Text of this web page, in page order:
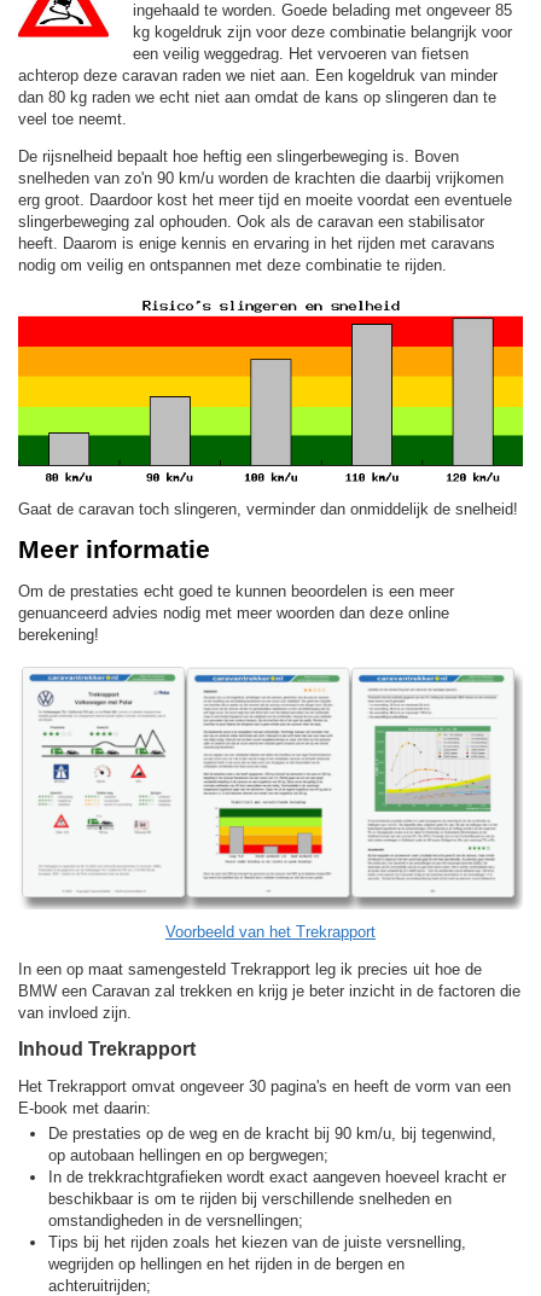
ingehaald te worden. Goede belading met ongeveer 85
kg kogeldruk zijn voor deze combinatie belangrijk voor
een veilig weggedrag. Het vervoeren van fietsen
achterop deze caravan raden we niet aan. Een kogeldruk van minder
dan 80 kg raden we echt niet aan omdat de kans op slingeren dan te
veel toe neemt.
De rijsnelheid bepaalt hoe heftig een slingerbeweging is. Boven
snelheden van zo'n 90 km/u worden de krachten die daarbij vrijkomen
erg groot. Daardoor kost het meer tijd en moeite voordat een eventuele
slingerbeweging zal ophouden. Ook als de caravan een stabilisator
heeft. Daarom is enige kennis en ervaring in het rijden met caravans
nodig om veilig en ontspannen met deze combinatie te rijden.
Gaat de caravan toch slingeren, verminder dan onmiddelijk de snelheid!
Meer informatie
Om de prestaties echt goed te kunnen beoordelen is een meer
genuanceerd advies nodig met meer woorden dan deze online
berekening!
Voorbeeld van het Trekrapport
In een op maat samengesteld Trekrapport leg ik precies uit hoe de
BMW een Caravan zal trekken en krijg je beter inzicht in de factoren die
van invloed zijn.
Inhoud Trekrapport
Het Trekrapport omvat ongeveer 30 pagina's en heeft de vorm van een
E-book met daarin:
De prestaties op de weg en de kracht bij 90 km/u, bij tegenwind,
op autobaan hellingen en op bergwegen;
In de trekkracht­grafieken wordt exact aangeven hoeveel kracht er
beschikbaar is om te rijden bij verschillende snelheden en
omstandigheden in de versnellingen;
Tips bij het rijden zoals het kiezen van de juiste versnelling,
wegrijden op hellingen en het rijden in de bergen en
achteruitrijden;